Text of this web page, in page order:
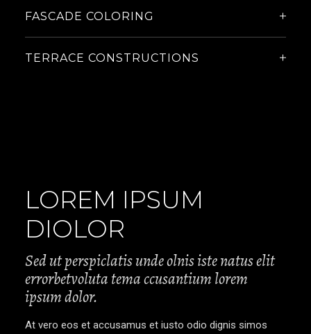
FASCADE COLORING
TERRACE CONSTRUCTIONS
LOREM IPSUM
DIOLOR
Sed ut perspiclatis unde olnis iste natus elit
errorbetvoluta tema ccusantium lorem
ipsum dolor.
At vero eos et accusamus et iusto odio dignis simos